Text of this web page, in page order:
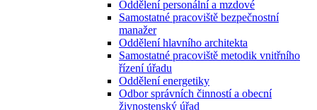
Oddělení personální a mzdové
Samostatné pracoviště bezpečnostní
manažer
Oddělení hlavního architekta
Samostatné pracoviště metodik vnitřního
řízení úřadu
Oddělení energetiky
Odbor správních činností a obecní
živnostenský úřad